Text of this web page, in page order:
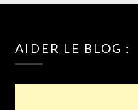
AIDER LE BLOG :